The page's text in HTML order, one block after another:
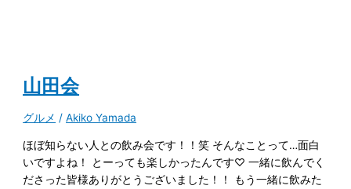
山田会
グルメ /Akiko Yamada
ほぼ知らない人との飲み会です！！笑 そんなことって…面白
いですよね！ とーっても楽しかったんです♡ 一緒に飲んでく
ださった皆様ありがとうございました！！ もう一緒に飲みた